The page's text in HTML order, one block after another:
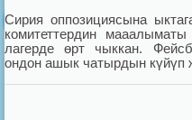
Сирия оппозициясына
комитеттердин
лагерде өрт чыккан.
ондон ашык чатырдын күйүп